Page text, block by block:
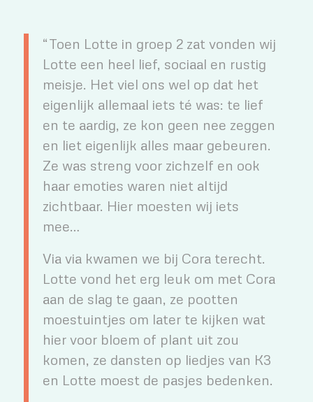
“Toen Lotte in groep 2 zat vonden wij
Lotte een heel lief, sociaal en rustig
meisje. Het viel ons wel op dat het
eigenlijk allemaal iets té was: te lief
en te aardig, ze kon geen nee zeggen
en liet eigenlijk alles maar gebeuren.
Ze was streng voor zichzelf en ook
haar emoties waren niet altijd
zichtbaar. Hier moesten wij iets
mee…
Via via kwamen we bij Cora terecht.
Lotte vond het erg leuk om met Cora
aan de slag te gaan, ze pootten
moestuintjes om later te kijken wat
hier voor bloem of plant uit zou
komen, ze dansten op liedjes van K3
en Lotte moest de pasjes bedenken.